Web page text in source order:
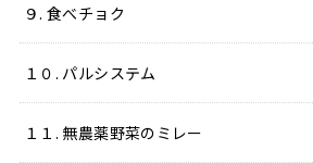
９. 食べチョク
１０. パルシステム
１１. 無農薬野菜のミレー